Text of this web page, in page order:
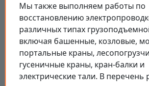
Мы также выполняем работы по
восстановлению
различных типах
включая башенные, козловые,
портальные краны,
гусеничные краны, кран-балки и
электрические тали. В перечень